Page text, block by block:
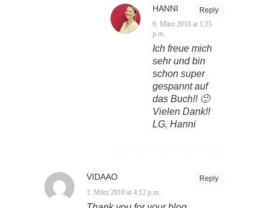
Reply
HANNI
6. März 2018 at 1:25
p.m.
Ich freue mich
sehr und bin
schon super
gespannt auf
das Buch!! 🙂
Vielen Dank!!
LG, Hanni
Reply
VIDAAO
1. März 2018 at 4:12 p.m.